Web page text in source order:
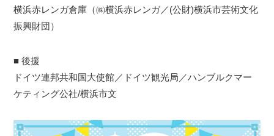
横浜赤レンガ倉庫（㈱横浜赤レンガ／(公財)横浜市芸術文化
振興財団）
■ 後援
ドイツ連邦共和国大使館／ドイツ観光局／ハンブルクマー
ケティング公社/横浜市文